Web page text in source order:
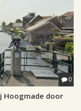
0
Hoogmade door